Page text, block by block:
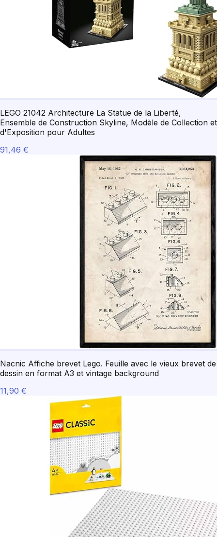
LEGO 21042 Architecture La Statue de la Liberté,
Ensemble de Construction Skyline, Modèle de Collection et
d'Exposition pour Adultes
91,46 €
Nacnic Affiche brevet Lego. Feuille avec le vieux brevet de
dessin en format A3 et vintage background
11,90 €